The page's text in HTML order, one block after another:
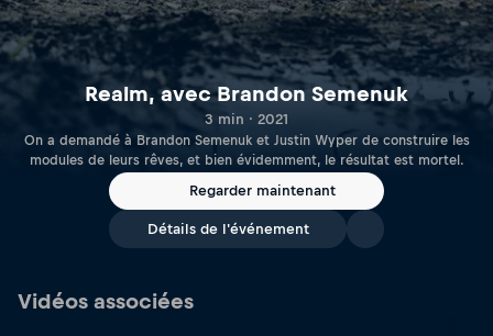
Realm, avec Brandon Semenuk
3 min · 2021
On a demandé à Brandon Semenuk et Justin Wyper de construire les
modules de leurs rêves, et bien évidemment, le résultat est mortel.
Regarder maintenant
Détails de l'événement
Vidéos associées